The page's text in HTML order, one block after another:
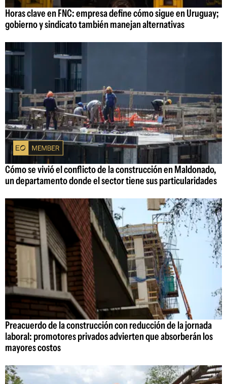
Horas clave en FNC: empresa define cómo sigue en Uruguay;
gobierno y sindicato también manejan alternativas
Cómo se vivió el conflicto de la construcción en Maldonado,
un departamento donde el sector tiene sus particularidades
Preacuerdo de la construcción con reducción de la jornada
laboral: promotores privados advierten que absorberán los
mayores costos